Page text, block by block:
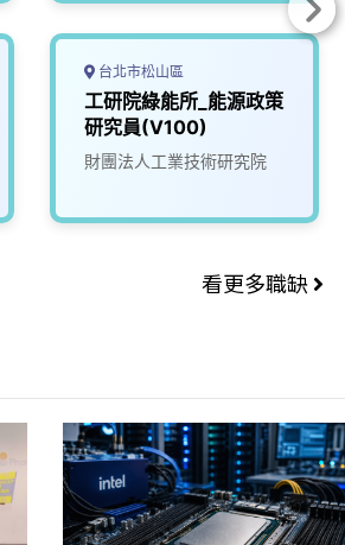
台北市松山區
工研院綠能所_能源政策
研究員(V100)
財團法人工業技術研究院
看更多職缺